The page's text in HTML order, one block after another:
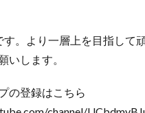
。より一層上を目指して
いします。
の登録はこちら